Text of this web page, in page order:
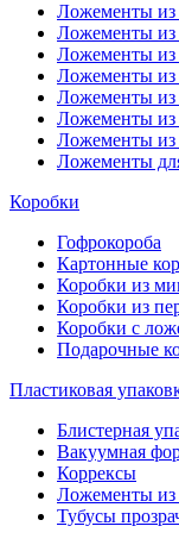
Ложементы из
Ложементы из
Ложементы из
Ложементы из
Ложементы из
Ложементы из
Ложементы из
Ложементы
Коробки
Гофрокороба
Картонные
Коробки из
Коробки из
Коробки с
Подарочные
Пластиковая
Блистерная
Вакуумная
Коррексы
Ложементы из
Тубусы